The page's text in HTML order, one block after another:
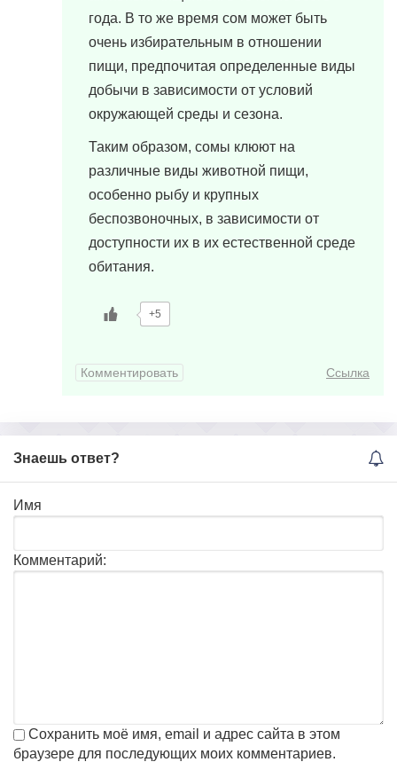
года. В то же время сом может быть
очень избирательным в отношении
пищи, предпочитая определенные виды
добычи в зависимости от условий
окружающей среды и сезона.
Таким образом, сомы клюют на
различные виды животной пищи,
особенно рыбу и крупных
беспозвоночных, в зависимости от
доступности их в их естественной среде
обитания.
+5
Комментировать Ссылка
Знаешь ответ?
Имя
Комментарий:
Сохранить моё имя, email и адрес сайта в этом
браузере для последующих моих комментариев.